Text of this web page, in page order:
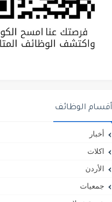
أقسام الوظائف
أخبار
اكلات
الأردن
جمعيات